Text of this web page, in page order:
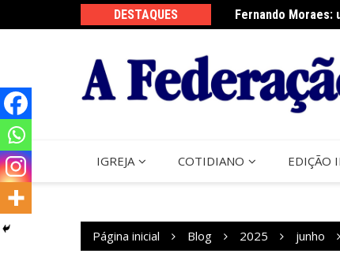
DESTAQUES
do Perdão de Assis Fernando Moraes:
IGREJA COTIDIANO EDIÇÃO
Página inicial Blog 2025 junho